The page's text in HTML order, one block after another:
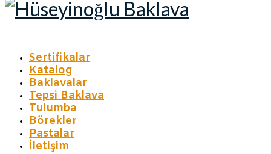
Sertifikalar
Katalog
Baklavalar
Tepsi Baklava
Tulumba
Börekler
Pastalar
İletişim